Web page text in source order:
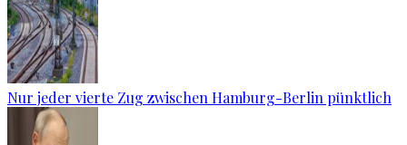
Nur jeder vierte Zug zwischen Hamburg-Berlin pünktlich